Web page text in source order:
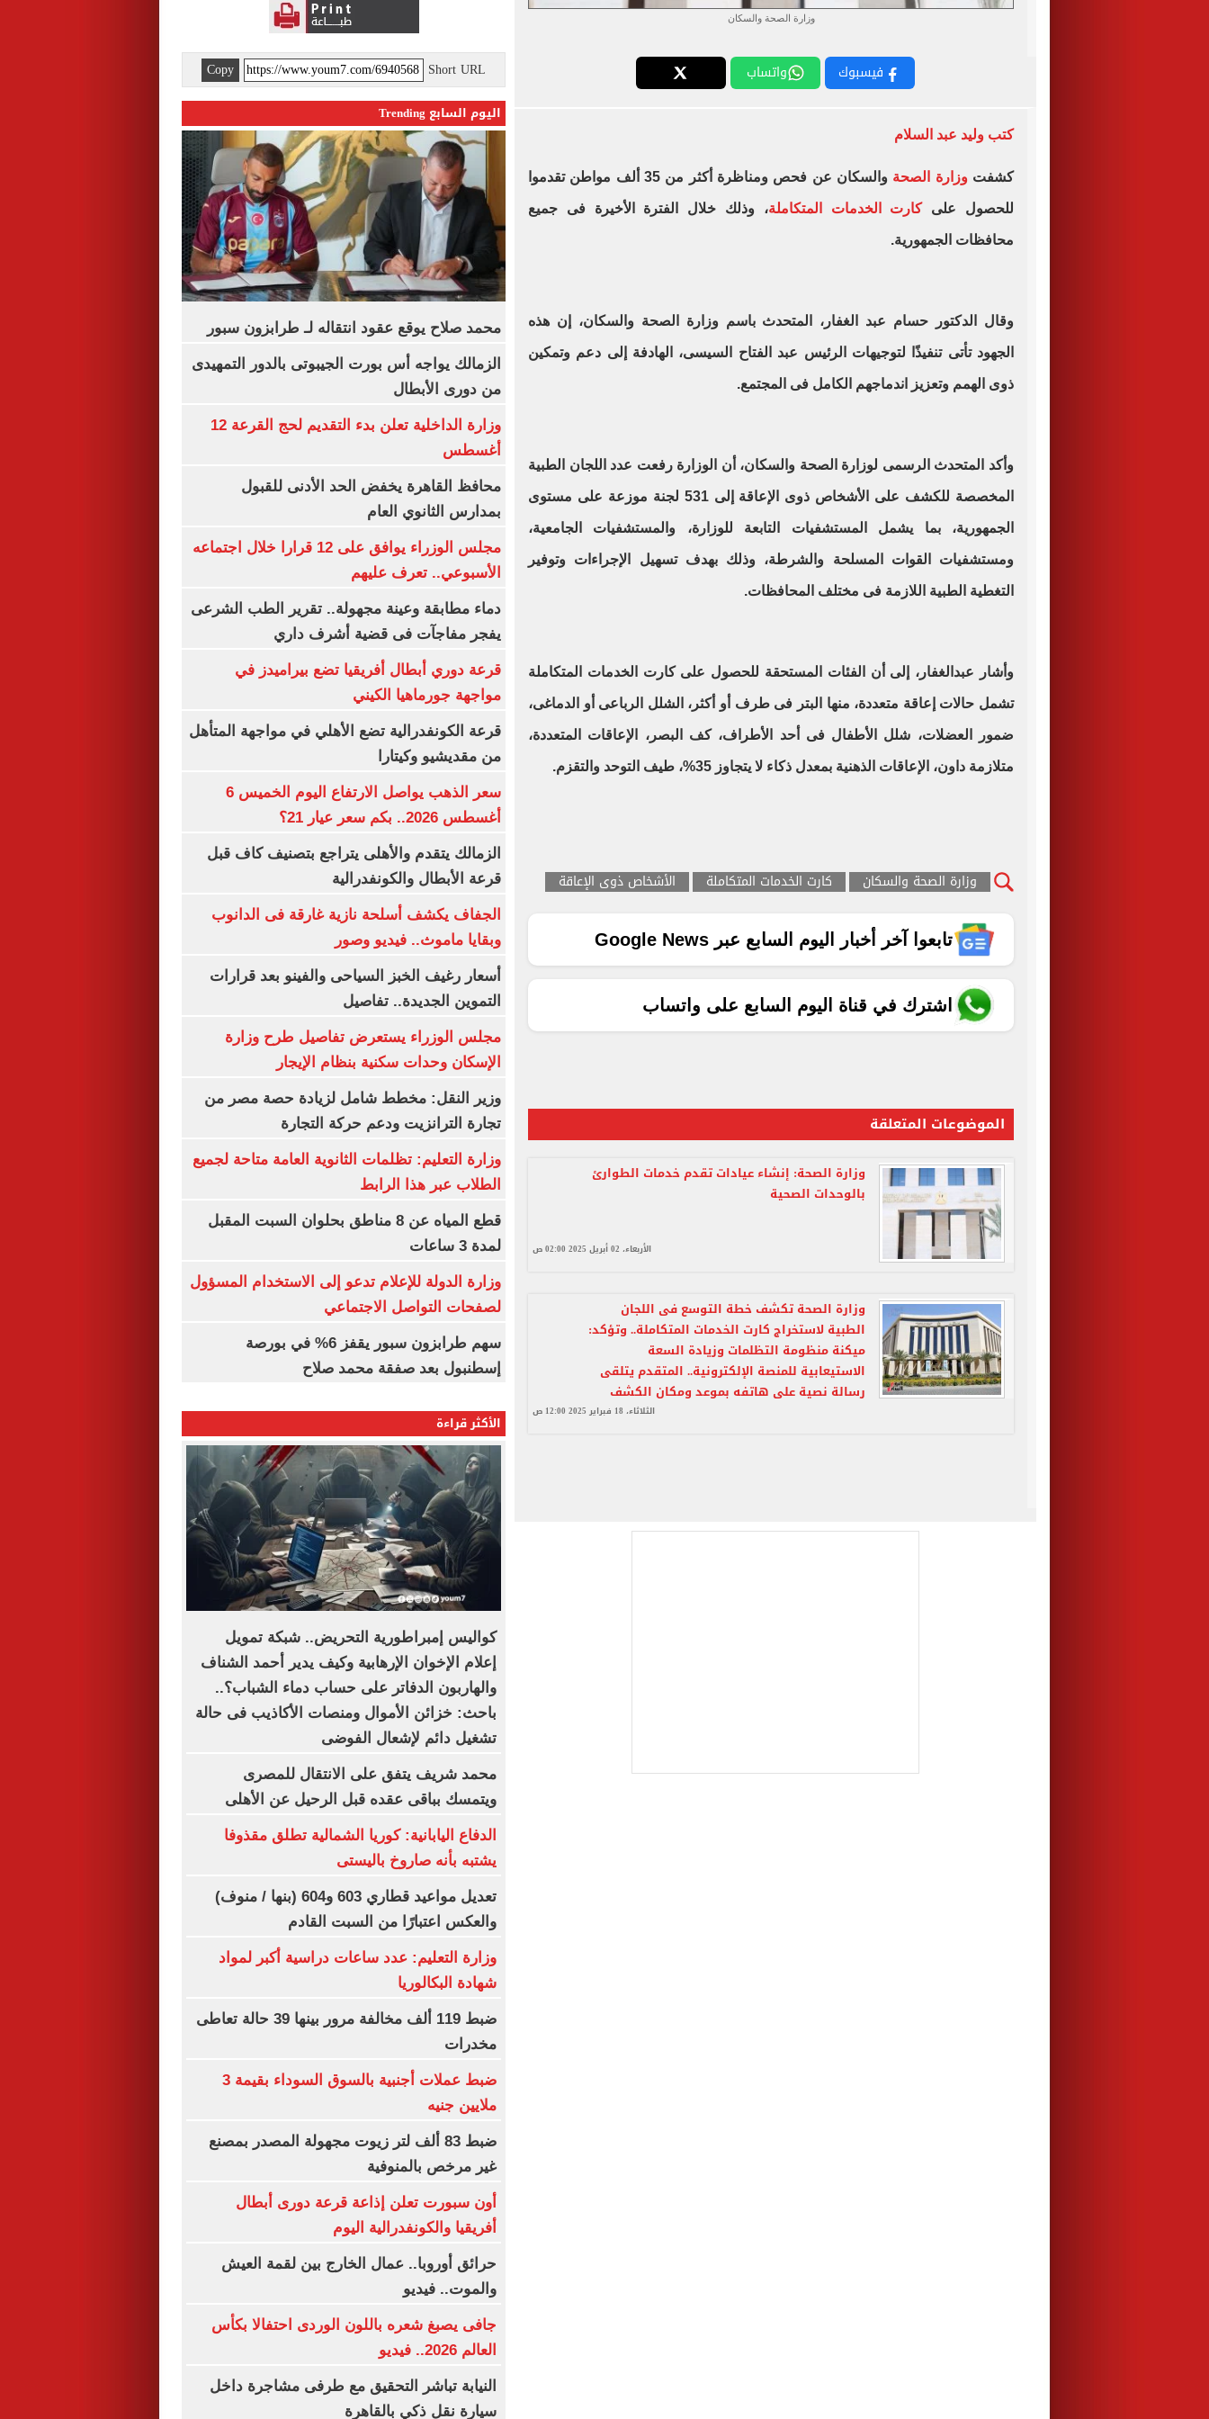
وزارة الصحة والسكان
فيسبوك واتساب
كتب وليد عبد السلام
كشفتوزارة الصحة والسكان عن فحص ومناظرة أكثر من 35 ألف مواطن تقدموا
للحصول علىكارت الخدمات المتكاملة، وذلك خلال الفترة الأخيرة فى جميع
محافظات الجمهورية.
وقال الدكتور حسام عبد الغفار، المتحدث باسم وزارة الصحة والسكان، إن هذه
الجهود تأتى تنفيذًا لتوجيهات الرئيس عبد الفتاح السيسى، الهادفة إلى دعم وتمكين
ذوى الهمم وتعزيز اندماجهم الكامل فى المجتمع.
وأكد المتحدث الرسمى لوزارة الصحة والسكان، أن الوزارة رفعت عدد اللجان الطبية
المخصصة للكشف على الأشخاص ذوى الإعاقة إلى 531 لجنة موزعة على مستوى
الجمهورية، بما يشمل المستشفيات التابعة للوزارة، والمستشفيات الجامعية،
ومستشفيات القوات المسلحة والشرطة، وذلك بهدف تسهيل الإجراءات وتوفير
التغطية الطبية اللازمة فى مختلف المحافظات.
وأشار عبدالغفار، إلى أن الفئات المستحقة للحصول على كارت الخدمات المتكاملة
تشمل حالات إعاقة متعددة، منها البتر فى طرف أو أكثر، الشلل الرباعى أو الدماغى،
ضمور العضلات، شلل الأطفال فى أحد الأطراف، كف البصر، الإعاقات المتعددة،
متلازمة داون، الإعاقات الذهنية بمعدل ذكاء لا يتجاوز 35%، طيف التوحد والتقزم.
وزارة الصحة والسكان كارت الخدمات المتكاملة الأشخاص ذوى الإعاقة
تابعوا آخر أخبار اليوم السابع عبر Google News
اشترك في قناة اليوم السابع على واتساب
الموضوعات المتعلقة
وزارة الصحة: إنشاء عيادات تقدم خدمات الطوارئ
بالوحدات الصحية
الأربعاء، 02 أبريل 2025 02:00 ص
وزارة الصحة تكشف خطة التوسع فى اللجان
الطبية لاستخراج كارت الخدمات المتكاملة.. وتؤكد:
ميكنة منظومة التظلمات وزيادة السعة
الاستيعابية للمنصة الإلكترونية.. المتقدم يتلقى
رسالة نصية على هاتفه بموعد ومكان الكشف
الثلاثاء، 18 فبراير 2025 12:00 ص
Short URL
Copy
اليوم السابع Trending
محمد صلاح يوقع عقود انتقاله لـ طرابزون سبور
الزمالك يواجه أس بورت الجيبوتى بالدور التمهيدى
من دورى الأبطال
وزارة الداخلية تعلن بدء التقديم لحج القرعة 12
أغسطس
محافظ القاهرة يخفض الحد الأدنى للقبول
بمدارس الثانوي العام
مجلس الوزراء يوافق على 12 قرارا خلال اجتماعه
الأسبوعي.. تعرف عليهم
دماء مطابقة وعينة مجهولة.. تقرير الطب الشرعى
يفجر مفاجآت فى قضية أشرف داري
قرعة دوري أبطال أفريقيا تضع بيراميدز في
مواجهة جورماهيا الكيني
قرعة الكونفدرالية تضع الأهلي في مواجهة المتأهل
من مقديشيو وكيتارا
سعر الذهب يواصل الارتفاع اليوم الخميس 6
أغسطس 2026.. بكم سعر عيار 21؟
الزمالك يتقدم والأهلى يتراجع بتصنيف كاف قبل
قرعة الأبطال والكونفدرالية
الجفاف يكشف أسلحة نازية غارقة فى الدانوب
وبقايا ماموث.. فيديو وصور
أسعار رغيف الخبز السياحى والفينو بعد قرارات
التموين الجديدة.. تفاصيل
مجلس الوزراء يستعرض تفاصيل طرح وزارة
الإسكان وحدات سكنية بنظام الإيجار
وزير النقل: مخطط شامل لزيادة حصة مصر من
تجارة الترانزيت ودعم حركة التجارة
وزارة التعليم: تظلمات الثانوية العامة متاحة لجميع
الطلاب عبر هذا الرابط
قطع المياه عن 8 مناطق بحلوان السبت المقبل
لمدة 3 ساعات
وزارة الدولة للإعلام تدعو إلى الاستخدام المسؤول
لصفحات التواصل الاجتماعي
سهم طرابزون سبور يقفز 6% في بورصة
إسطنبول بعد صفقة محمد صلاح
الأكثر قراءة
كواليس إمبراطورية التحريض.. شبكة تمويل
إعلام الإخوان الإرهابية وكيف يدير أحمد الشناف
والهاربون الدفاتر على حساب دماء الشباب؟..
باحث: خزائن الأموال ومنصات الأكاذيب فى حالة
تشغيل دائم لإشعال الفوضى
محمد شريف يتفق على الانتقال للمصرى
ويتمسك بباقى عقده قبل الرحيل عن الأهلى
الدفاع اليابانية: كوريا الشمالية تطلق مقذوفا
يشتبه بأنه صاروخ باليستى
تعديل مواعيد قطاري 603 و604 (بنها / منوف)
والعكس اعتبارًا من السبت القادم
وزارة التعليم: عدد ساعات دراسية أكبر لمواد
شهادة البكالوريا
ضبط 119 ألف مخالفة مرور بينها 39 حالة تعاطى
مخدرات
ضبط عملات أجنبية بالسوق السوداء بقيمة 3
ملايين جنيه
ضبط 83 ألف لتر زيوت مجهولة المصدر بمصنع
غير مرخص بالمنوفية
أون سبورت تعلن إذاعة قرعة دورى أبطال
أفريقيا والكونفدرالية اليوم
حرائق أوروبا.. عمال الخارج بين لقمة العيش
والموت.. فيديو
جافى يصبغ شعره باللون الوردى احتفالا بكأس
العالم 2026.. فيديو
النيابة تباشر التحقيق مع طرفى مشاجرة داخل
سيارة نقل ذكي بالقاهرة